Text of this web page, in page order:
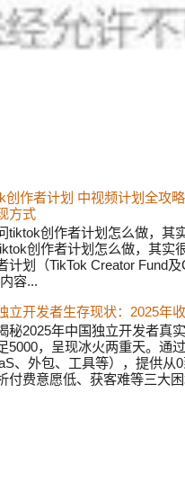
创作者计划 中视频计划全攻
方式
tiktok创作者计划怎么做，其
创作者计划怎么做，其实
计划（TikTok Creator Fund
容...
立开发者生存现状：2025年
秘2025年中国独立开发者真
5000，呈现冰火两重天。通
、外包、工具等），提供
付费意愿低、获客难等三大